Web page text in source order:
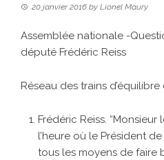
20 janvier 2016 by Lionel Maury
Assemblée nationale -
député Frédéric Reiss
Réseau des trains
Frédéric Reiss. “Monsieur
l’heure où le Président
tous les moyens de faire